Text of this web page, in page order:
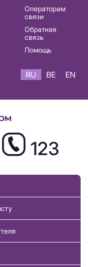
Операторам
связи
Обратная
связь
Помощь
RU BE EN
123